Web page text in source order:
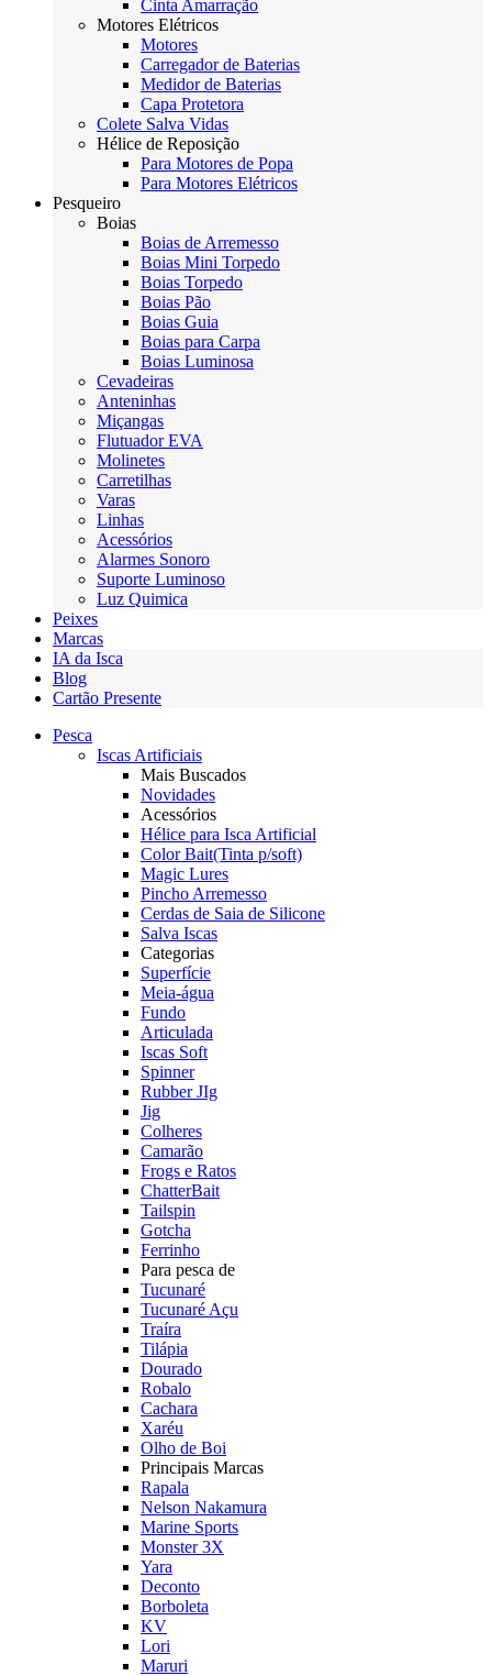
Cinta Amarração
Motores Elétricos
Motores
Carregador de Baterias
Medidor de Baterias
Capa Protetora
Colete Salva Vidas
Hélice de Reposição
Para Motores de Popa
Para Motores Elétricos
Pesqueiro
Boias
Boias de Arremesso
Boias Mini Torpedo
Boias Torpedo
Boias Pão
Boias Guia
Boias para Carpa
Boias Luminosa
Cevadeiras
Anteninhas
Miçangas
Flutuador EVA
Molinetes
Carretilhas
Varas
Linhas
Acessórios
Alarmes Sonoro
Suporte Luminoso
Luz Quimica
Peixes
Marcas
IA da Isca
Blog
Cartão Presente
Pesca
Iscas Artificiais
Mais Buscados
Novidades
Acessórios
Hélice para Isca Artificial
Color Bait(Tinta p/soft)
Magic Lures
Pincho Arremesso
Cerdas de Saia de Silicone
Salva Iscas
Categorias
Superfície
Meia-água
Fundo
Articulada
Iscas Soft
Spinner
Rubber JIg
Jig
Colheres
Camarão
Frogs e Ratos
ChatterBait
Tailspin
Gotcha
Ferrinho
Para pesca de
Tucunaré
Tucunaré Açu
Traíra
Tilápia
Dourado
Robalo
Cachara
Xaréu
Olho de Boi
Principais Marcas
Rapala
Nelson Nakamura
Marine Sports
Monster 3X
Yara
Deconto
Borboleta
KV
Lori
Maruri